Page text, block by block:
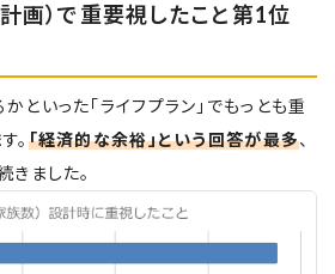
画）で重要視したこと第1位
といった「ライフプラン」でもっとも重
。 「経済的な余裕」という回答が最多、
きました。